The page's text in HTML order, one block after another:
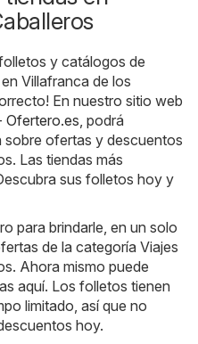
y catálogos de
Villafranca de los
En nuestro sitio web
Ofertero.es, podrá
ofertas y descuentos
Las tiendas más
sus folletos hoy y
para brindarle, en un solo
de la categoría Viajes
Ahora mismo puede
aquí. Los folletos tienen
limitado, así que no
hoy.